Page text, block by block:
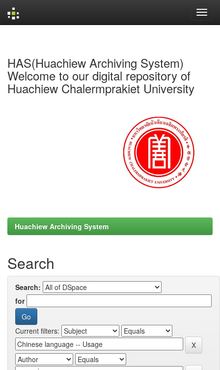
HAS(Huachiew Archiving System)
Welcome to our digital repository of
Huachiew Chalermprakiet University
Huachiew Archiving System
Search
Search:
for
Current filters: